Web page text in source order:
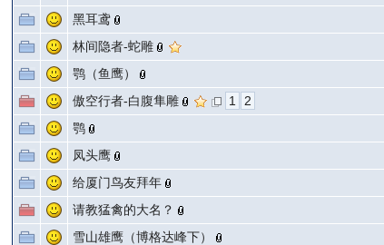
黑耳鸢
林间隐者-蛇雕
鹗（鱼鹰）
傲空行者-白腹隼雕
1 2
鹗
凤头鹰
给厦门鸟友拜年
请教猛禽的大名？
雪山雄鹰（博格达峰下）